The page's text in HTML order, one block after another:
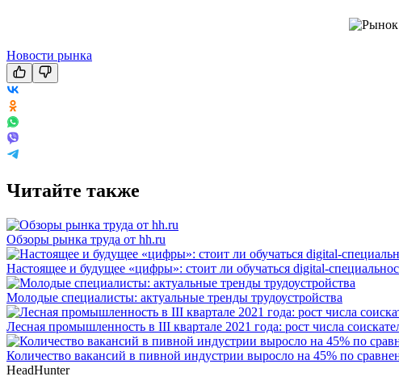
Новости рынка
Читайте также
Обзоры рынка труда от hh.ru
Настоящее и будущее «цифры»: стоит ли обучаться digital-
Молодые специалисты: актуальные тренды трудоустройства
Лесная промышленность в III квартале 2021 года: рост числа
Количество вакансий в пивной индустрии выросло на 45% по
HeadHunter